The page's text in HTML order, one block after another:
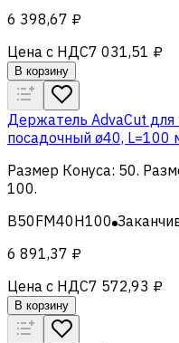
6 398,67 ₽
Цена с НДС7 031,51 ₽
В корзину
Держатель AdvaCut
посадочный ø40, L=100
Размер Конуса: 50.
100.
B50FM40H100
6 891,37 ₽
Цена с НДС7 572,93 ₽
В корзину